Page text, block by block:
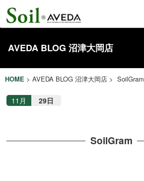
AVEDA BLOG 沼津大岡店
HOME > AVEDA BLOG 沼津大岡店 > SoilGram
11月 29日
SoilGram